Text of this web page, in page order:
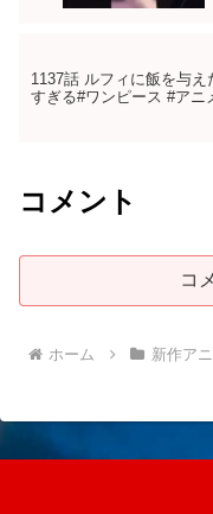
1137話 ルフィに飯を与え
すぎる#ワンピース #アニ
コメント
コ
ホーム 新作ア